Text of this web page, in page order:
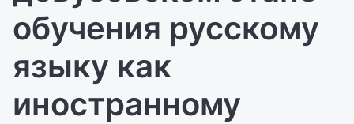
обучения русскому
языку как
иностранному